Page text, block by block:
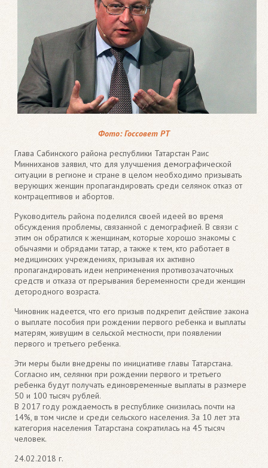
Фото: Госсовет РТ
Глава Сабинского района республики Татарстан Раис
Минниханов заявил, что для улучшения демографической
ситуации в регионе и стране в целом необходимо призывать
верующих женщин пропагандировать среди селянок отказ от
контрацептивов и абортов.
Руководитель района поделился своей идеей во время
обсуждения проблемы, связанной с демографией. В связи с
этим он обратился к женщинам, которые хорошо знакомы с
обычаями и обрядами татар, а также к тем, кто работает в
медицинских учреждениях, призывая их активно
пропагандировать идеи неприменения противозачаточных
средств и отказа от прерывания беременности среди женщин
детородного возраста.
Чиновник надеется, что его призыв подкрепит действие закона
о выплате пособия при рождении первого ребенка и выплаты
матерям, живущим в сельской местности, при появлении
первого и третьего ребенка.
Эти меры были внедрены по инициативе главы Татарстана.
Согласно им, селянки при рождении первого и третьего
ребенка будут получать единовременные выплаты в размере
50 и 100 тысяч рублей.
В 2017 году рождаемость в республике снизилась почти на
14%, в том числе и среди сельского населения. За 10 лет эта
категория населения Татарстана сократилась на 45 тысяч
человек.
24.02.2018 г.